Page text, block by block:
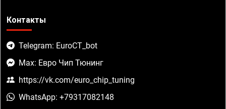
Контакты
Telegram: EuroCT_bot
Max: Евро Чип Тюнинг
https://vk.com/euro_chip_tuning
WhatsApp: +79317082148